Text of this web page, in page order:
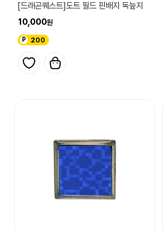
[드래곤퀘스트]도트 필드 핀배지 독늪지
10,000
200